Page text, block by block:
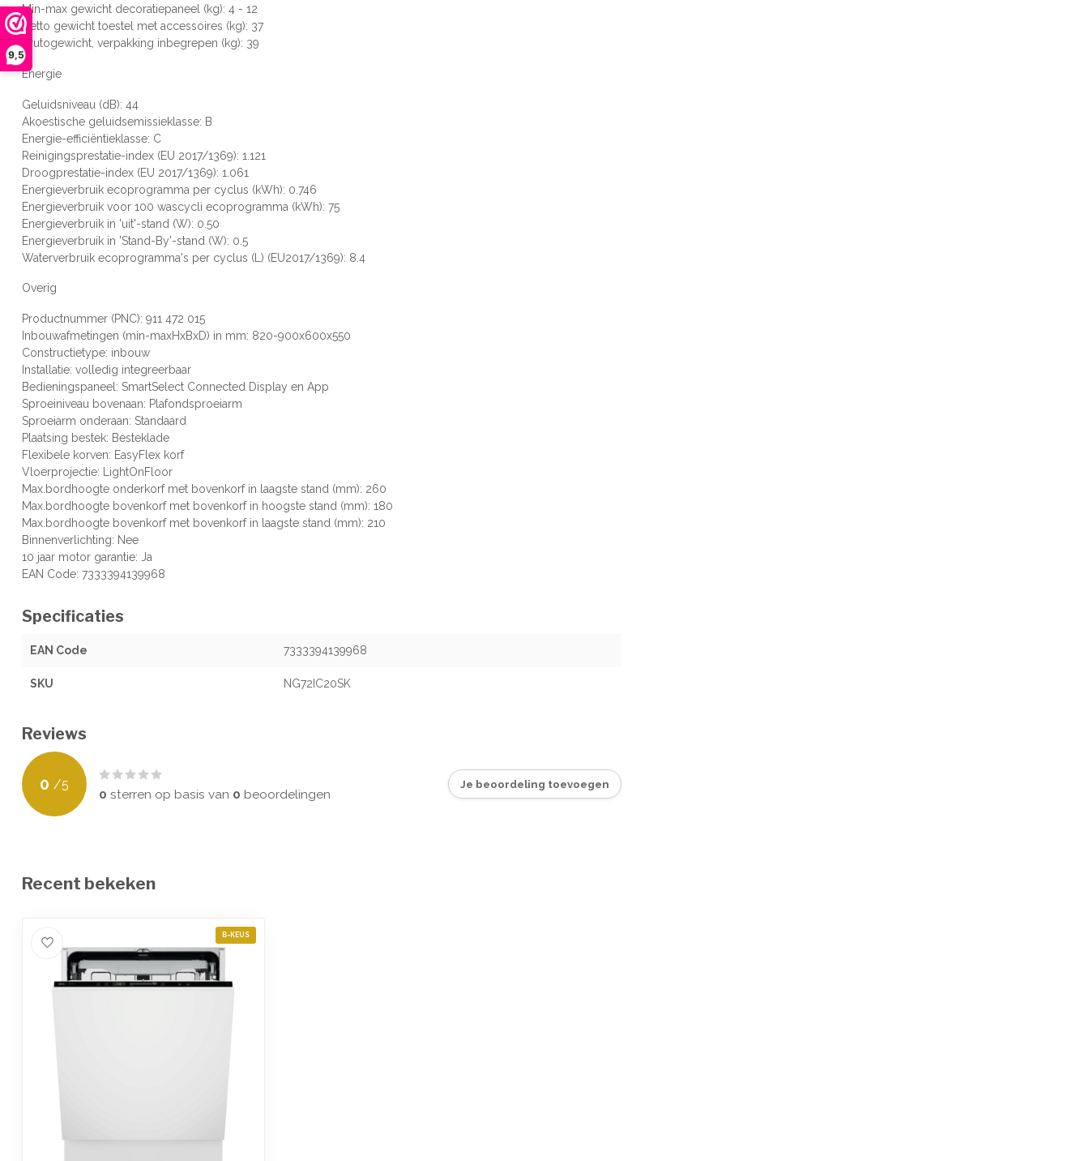
9,5
Min-max gewicht decoratiepaneel (kg): 4 - 12
Netto gewicht toestel met accessoires (kg): 37
Brutogewicht, verpakking inbegrepen (kg): 39
Energie
Geluidsniveau (dB): 44
Akoestische geluidsemissieklasse: B
Energie-efficiëntieklasse: C
Reinigingsprestatie-index (EU 2017/1369): 1.121
Droogprestatie-index (EU 2017/1369): 1.061
Energieverbruik ecoprogramma per cyclus (kWh): 0.746
Energieverbruik voor 100 wascycli ecoprogramma (kWh): 75
Energieverbruik in 'uit'-stand (W): 0.50
Energieverbruik in 'Stand-By'-stand (W): 0.5
Waterverbruik ecoprogramma's per cyclus (L) (EU2017/1369): 8.4
Overig
Productnummer (PNC): 911 472 015
Inbouwafmetingen (min-maxHxBxD) in mm: 820-900x600x550
Constructietype: inbouw
Installatie: volledig integreerbaar
Bedieningspaneel: SmartSelect Connected Display en App
Sproeiniveau bovenaan: Plafondsproeiarm
Sproeiarm onderaan: Standaard
Plaatsing bestek: Besteklade
Flexibele korven: EasyFlex korf
Vloerprojectie: LightOnFloor
Max.bordhoogte onderkorf met bovenkorf in laagste stand (mm): 260
Max.bordhoogte bovenkorf met bovenkorf in hoogste stand (mm): 180
Max.bordhoogte bovenkorf met bovenkorf in laagste stand (mm): 210
Binnenverlichting: Nee
10 jaar motor garantie: Ja
EAN Code: 7333394139968
Specificaties
EAN Code 7333394139968
SKU NG72IC20SK
Reviews
0 /5
0 sterren op basis van 0 beoordelingen
Je beoordeling toevoegen
Recent bekeken
B-KEUS